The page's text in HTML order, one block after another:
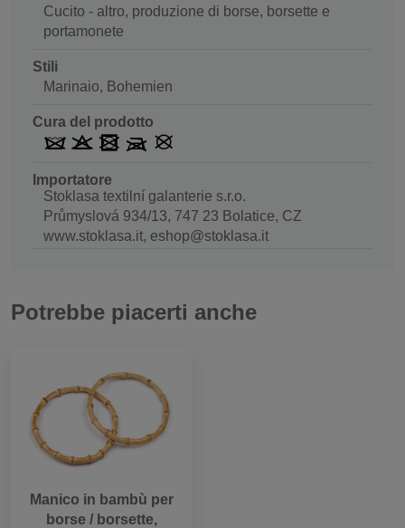
Cucito - altro, produzione di borse, borsette e
portamonete
Stili
Marinaio, Bohemien
Cura del prodotto
Importatore
Stoklasa textilní galanterie s.r.o.
Průmyslová 934/13, 747 23 Bolatice, CZ
www.stoklasa.it, eshop@stoklasa.it
Potrebbe piacerti anche
Manico in bambù per
borse / borsette,